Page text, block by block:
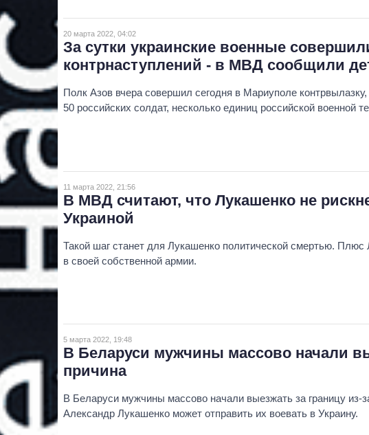
20 марта 2022, 04:02
За сутки украинские военные
контрнаступлений - в МВД сообщили
Полк Азов вчера совершил сегодня в Мариуполе
50 российских солдат, несколько единиц российской военной
11 марта 2022, 21:56
В МВД считают, что Лукашенко не
Украиной
Такой шаг станет для Лукашенко политической смертью. Плюс
в своей собственной армии.
5 марта 2022, 19:48
В Беларуси мужчины массово начали
причина
В Беларуси мужчины массово начали выезжать за границу из-
Александр Лукашенко может отправить их воевать в Украину.